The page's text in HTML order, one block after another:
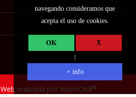
Web realizada por VisionClick®
navegando consideramos que
acepta el uso de cookies.
OK X
+ info